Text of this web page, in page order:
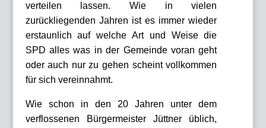
verteilen lassen. Wie in vielen
zurückliegenden Jahren ist es immer wieder
erstaunlich auf welche Art und Weise die
SPD alles was in der Gemeinde voran geht
oder auch nur zu gehen scheint vollkommen
für sich vereinnahmt.
Wie schon in den 20 Jahren unter dem
verflossenen Bürgermeister Jüttner üblich,